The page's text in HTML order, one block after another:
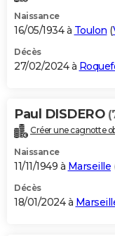
Naissance
16/05/1934 à Toulon (
Décès
27/02/2024 à
Paul DISDERO
Créer une cagnotte
Naissance
11/11/1949 à Marseille
Décès
18/01/2024 à